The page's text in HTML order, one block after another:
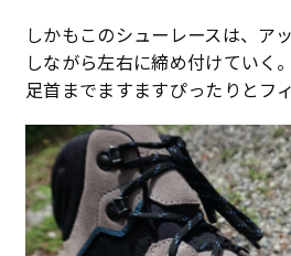
しかもこのシューレースは、ア
しながら左右に締め付けていく
足首までますますぴったりとフ